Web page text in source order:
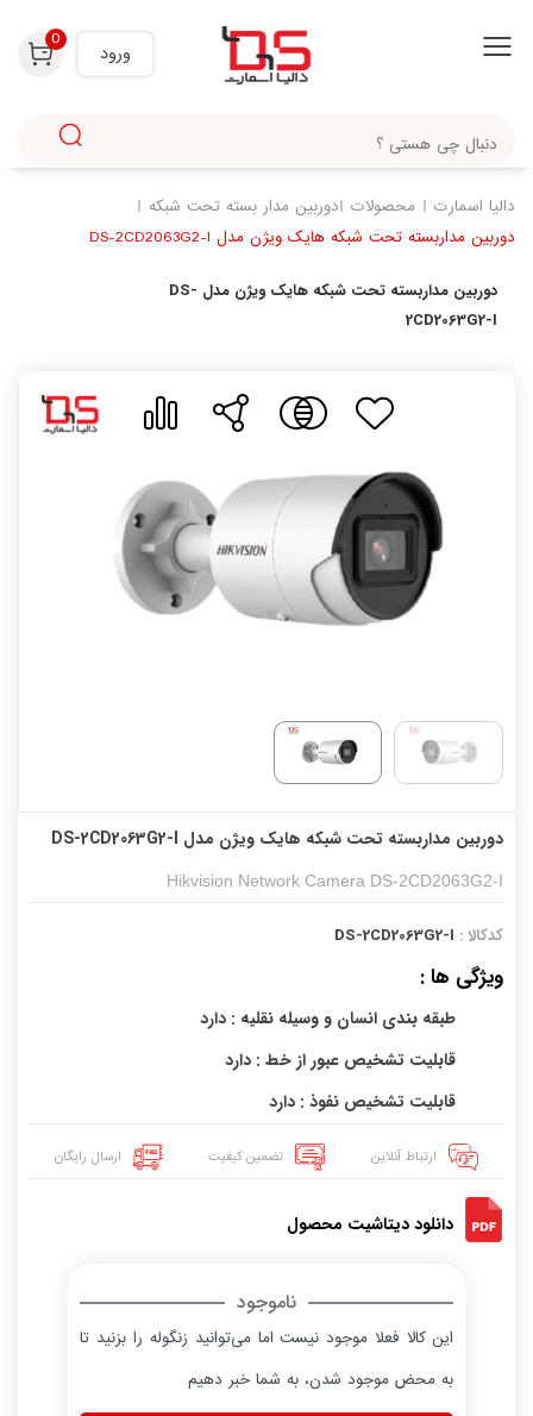
ورود
0
دالیا اسمارت محصولات دوربین مدار بسته تحت شبکه
دوربین مداربسته تحت شبکه هایک ویژن مدل DS-2CD2063G2-I
دوربین مداربسته تحت شبکه هایک ویژن مدل DS-
2CD2063G2-I
دوربین مداربسته تحت شبکه هایک ویژن مدل DS-2CD2063G2-I
Hikvision Network Camera DS-2CD2063G2-I
کدکالا : DS-2CD2063G2-I
ویژگی ها :
طبقه بندی انسان و وسیله نقلیه : دارد
قابلیت تشخیص عبور از خط : دارد
قابلیت تشخیص نفوذ : دارد
ارتباط آنلاین تضمین کیفیت ارسال رایگان
دانلود دیتاشیت محصول
ناموجود
این کالا فعلا موجود نیست اما می‌توانید زنگوله را بزنید تا
به محض موجود شدن، به شما خبر دهیم